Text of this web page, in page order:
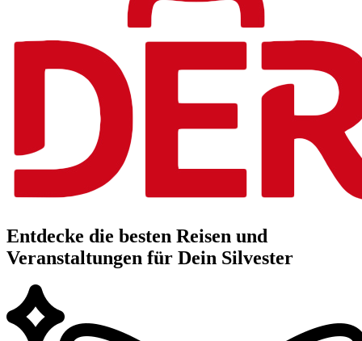
Entdecke die besten Reisen und
Veranstaltungen für Dein Silvester